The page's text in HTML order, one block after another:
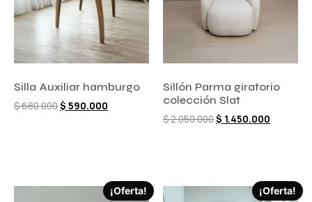
Silla Auxiliar hamburgo
$680.000$ 590.000
Sillón Parma giratorio
colección Slat
$2.050.000$ 1.450.000
¡Oferta! ¡Oferta!